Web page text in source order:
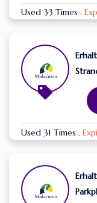
Used 33 Times .
Used 31 Times .